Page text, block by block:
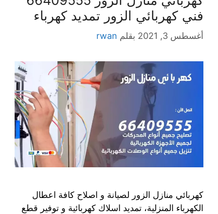
فني كهربائي الزور تمديد كهرباء
أغسطس 3, 2021 بقلم rwan
كهربائي منازل الزور لصيانة و اصلاح كافة اعطال
الكهرباء المنزلية، تمديد اسلاك كهربائية و توفير قطع